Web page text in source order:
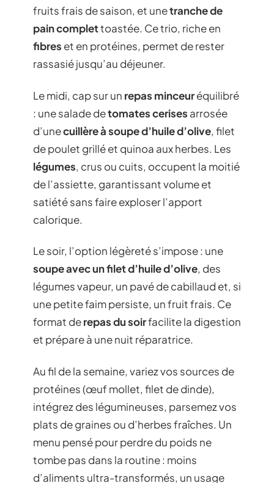
fruits frais de saison, et unetranche de
pain complettoastée. Ce trio, riche en
fibres et en protéines, permet de rester
rassasié jusqu’au déjeuner.
Le midi, cap sur un repas minceuréquilibré
: une salade detomates cerises arrosée
d’unecuillère à soupe d’huile d’olive, filet
de poulet grillé et quinoa aux herbes. Les
légumes, crus ou cuits, occupent la moitié
de l’assiette, garantissant volume et
satiété sans faire exploser l’apport
calorique.
Le soir, l’option légèreté s’impose : une
soupe avec un filet d’huile d’olive, des
légumes vapeur, un pavé de cabillaud et, si
une petite faim persiste, un fruit frais. Ce
format derepas du soirfacilite la digestion
et prépare à une nuit réparatrice.
Au fil de la semaine, variez vos sources de
protéines (œuf mollet, filet de dinde),
intégrez des légumineuses, parsemez vos
plats de graines ou d’herbes fraîches. Un
menu pensé pour perdre du poids ne
tombe pas dans la routine : moins
d’aliments ultra-transformés, un usage